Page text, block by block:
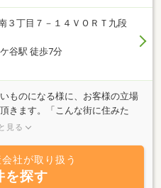
３丁目７－１４ＶＯＲＴ九段
谷駅 徒歩7分
ものになる様に、お客様の立場
きます。「こんな街に住みた
いったご要望を、私達に沢山お
様な事でもご遠慮なくお申し付
様にご愛顧頂き都内に22店舗出
ットワークがございます。(2)総
見る
社が取り扱う
を探す